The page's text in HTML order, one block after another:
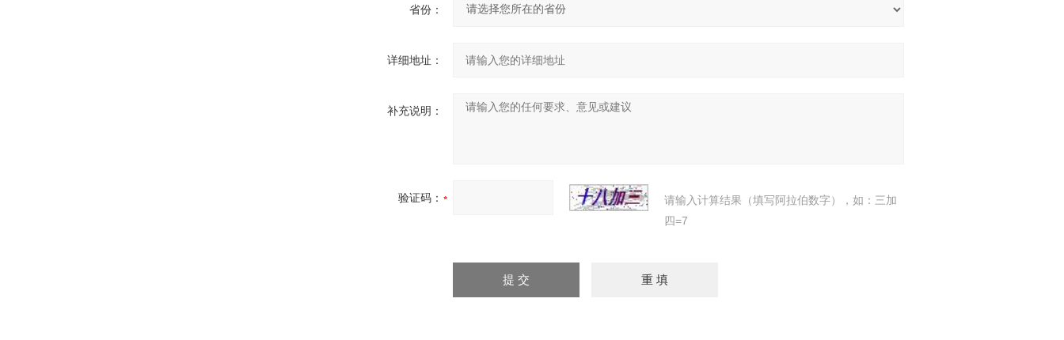
省份：
详细地址：
补充说明：
验证码：
请输入计算结果（填写阿拉伯数字），如：三加
四=7